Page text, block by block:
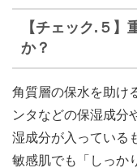
【チェック.５
か？
角質層の保水を助け
ンタなどの保湿成分
湿成分が入っている
敏感肌でも「しっか